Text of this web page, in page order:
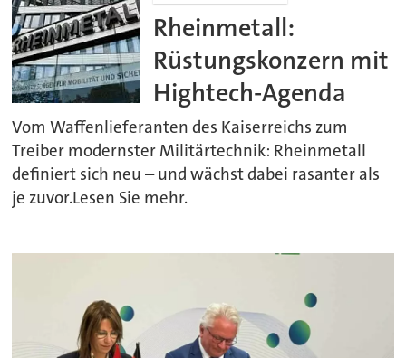
Rheinmetall:
Rüstungskonzern mit
Hightech-Agenda
Vom Waffenlieferanten des Kaiserreichs zum
Treiber modernster Militärtechnik: Rheinmetall
definiert sich neu – und wächst dabei rasanter als
je zuvor.Lesen Sie mehr.